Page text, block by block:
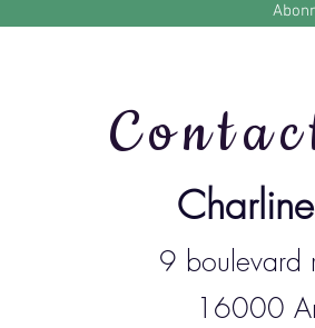
9 boulevard
16000